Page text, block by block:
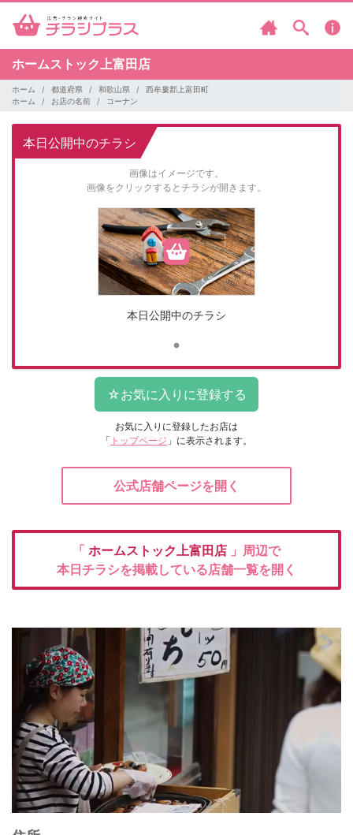
ホームストック上富田店
ホーム 都道府県 和歌山県
西牟婁郡上富田町
ホーム
お店の名前 コーナン
本日公開中のチラシ
画像はイメージです。
画像をクリックするとチラシが開きます。
本日公開中のチラシ
お気に入りに登録したお店は
「 トップページ 」に表示されます。
公式店舗ページを開く
「 ホームストック上富田店 」周辺で
本日チラシを掲載している店舗一覧を開く